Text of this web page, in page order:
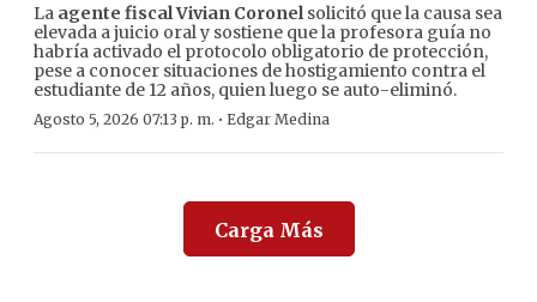
La agente fiscal Vivian Coronelsolicitó que la causa sea
elevada a juicio oral y sostiene que la profesora guía no
habría activado el protocolo obligatorio de protección,
pese a conocer situaciones de hostigamiento contra el
estudiante de 12 años, quien luego se auto-eliminó.
Agosto 5, 2026 07:13 p. m. · Edgar Medina
Carga Más